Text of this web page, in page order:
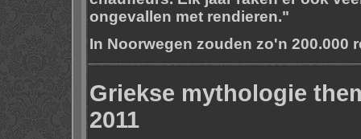
ongevallen met rendieren."
In Noorwegen zouden zo'n 200.000
Griekse mythologie
2011